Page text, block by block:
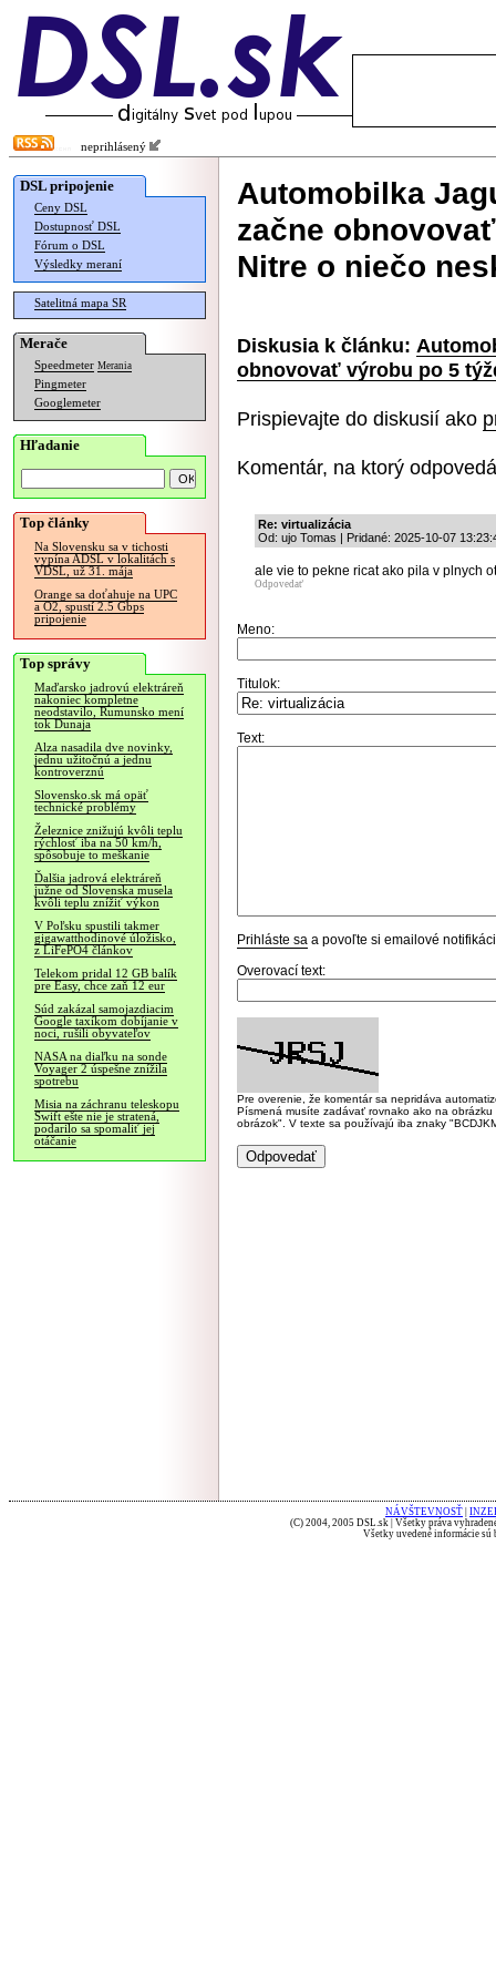
neprihlásený
DSL pripojenie
Ceny DSL
Dostupnosť DSL
Fórum o DSL
Výsledky meraní
Satelitná mapa SR
Merače
Speedmeter Merania
Pingmeter
Googlemeter
Hľadanie
Top články
Na Slovensku sa v tichosti
vypína ADSL v lokalitách s
VDSL, už 31. mája
Orange sa doťahuje na UPC
a O2, spustí 2.5 Gbps
pripojenie
Top správy
Maďarsko jadrovú elektráreň
nakoniec kompletne
neodstavilo, Rumunsko mení
tok Dunaja
Alza nasadila dve novinky,
jednu užitočnú a jednu
kontroverznú
Slovensko.sk má opäť
technické problémy
Železnice znižujú kvôli teplu
rýchlosť iba na 50 km/h,
spôsobuje to meškanie
Ďalšia jadrová elektráreň
južne od Slovenska musela
kvôli teplu znížiť výkon
V Poľsku spustili takmer
gigawatthodinové úložisko,
z LiFePO4 článkov
Telekom pridal 12 GB balík
pre Easy, chce zaň 12 eur
Súd zakázal samojazdiacim
Google taxíkom dobíjanie v
noci, rušili obyvateľov
NASA na diaľku na sonde
Voyager 2 úspešne znížila
spotrebu
Misia na záchranu teleskopu
Swift ešte nie je stratená,
podarilo sa spomaliť jej
otáčanie
Automobilka
začne
Nitre o niečo
Diskusia k článku:
obnovovať výrobu po 5
Prispievajte do diskusií ako
Komentár, na ktorý
Re: virtualizácia
Od: ujo Tomas | Pridané: 2025-10-07
ale vie to pekne ricat ako pila v plnych
Odpovedať
Meno:
Titulok:
Text:
Prihláste sa a povoľte si emailové
Overovací text:
Pre overenie, že komentár sa nepridáva
Písmená musíte zadávať rovnako ako na
obrázok". V texte sa používajú iba znaky
NÁVŠTEVNOSŤ
(C) 2004, 2005 DSL.sk | Všetky práva
Všetky uvedené informácie sú